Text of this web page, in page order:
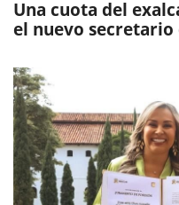
Una cuota del
el nuevo secretario